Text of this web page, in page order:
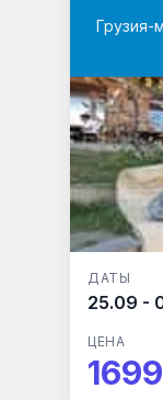
Грузия-
ДАТЫ
25.09 -
ЦЕНА